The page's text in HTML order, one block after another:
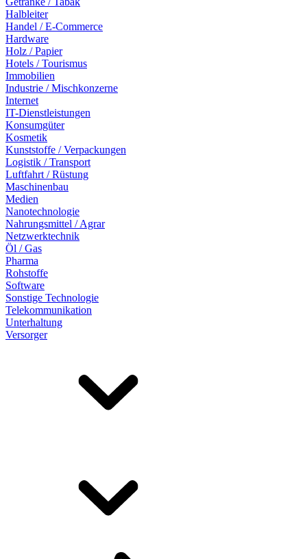
Halbleiter
Handel / E-Commerce
Hardware
Holz / Papier
Hotels / Tourismus
Immobilien
Industrie / Mischkonzerne
Internet
IT-Dienstleistungen
Konsumgüter
Kosmetik
Kunststoffe / Verpackungen
Logistik / Transport
Luftfahrt / Rüstung
Maschinenbau
Medien
Nanotechnologie
Nahrungsmittel / Agrar
Netzwerktechnik
Öl / Gas
Pharma
Rohstoffe
Software
Sonstige Technologie
Telekommunikation
Unterhaltung
Versorger